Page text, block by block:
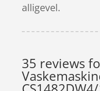
alligevel.
35 reviews